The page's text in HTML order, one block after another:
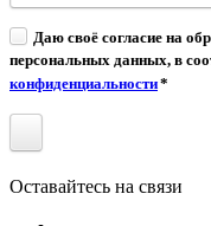
Даю своё согласие на
персональных данных, в
конфиденциальности*
Оставайтесь на связи